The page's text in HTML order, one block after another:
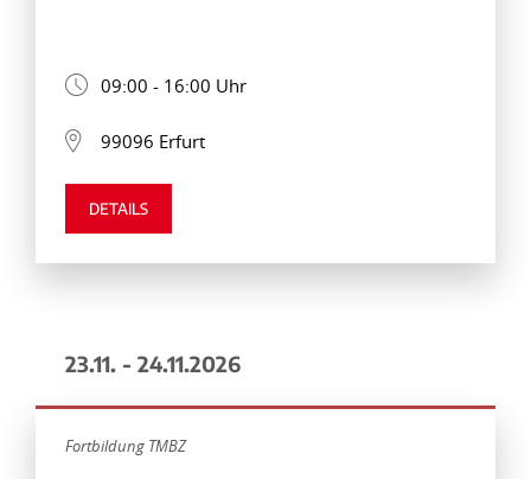
09:00 - 16:00 Uhr
99096 Erfurt
DETAILS
23.11. - 24.11.2026
Fortbildung TMBZ